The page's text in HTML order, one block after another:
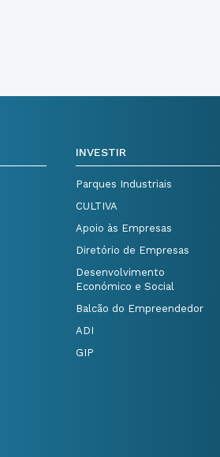
INVESTIR
Parques Industriais
CULTIVA
Apoio às Empresas
Diretório de Empresas
Desenvolvimento
Económico e Social
Balcão do Empreendedor
ADI
GIP